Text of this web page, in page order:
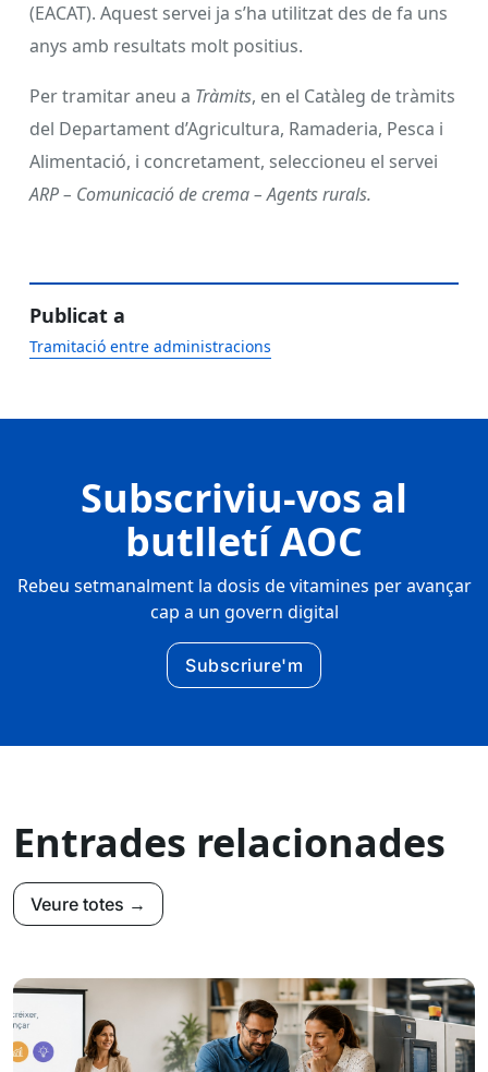
(EACAT). Aquest servei ja s’ha utilitzat des de fa uns
anys amb resultats molt positius.
Per tramitar aneu a Tràmits, en el Catàleg de tràmits
del Departament d’Agricultura, Ramaderia, Pesca i
Alimentació, i concretament, seleccioneu el servei
ARP – Comunicació de crema – Agents rurals.
Publicat a
Tramitació entre administracions
Subscriviu-vos al
butlletí AOC
Rebeu setmanalment la dosis de vitamines per avançar
cap a un govern digital
Subscriure'm
Entrades relacionades
Veure totes →